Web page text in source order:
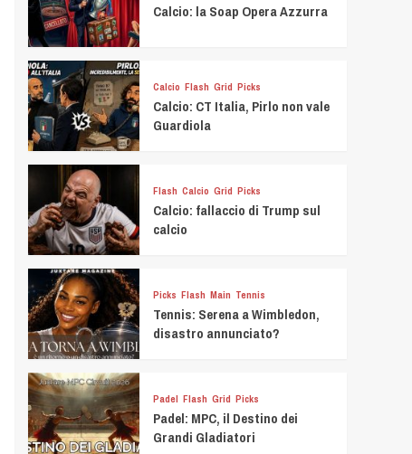
Calcio: la Soap Opera Azzurra
Calcio Flash Grid Picks
Calcio: CT Italia, Pirlo non vale
Guardiola
Flash Calcio Grid Picks
Calcio: fallaccio di Trump sul
calcio
Picks Flash Main Tennis
Tennis: Serena a Wimbledon,
disastro annunciato?
Padel Flash Grid Picks
Padel: MPC, il Destino dei
Grandi Gladiatori